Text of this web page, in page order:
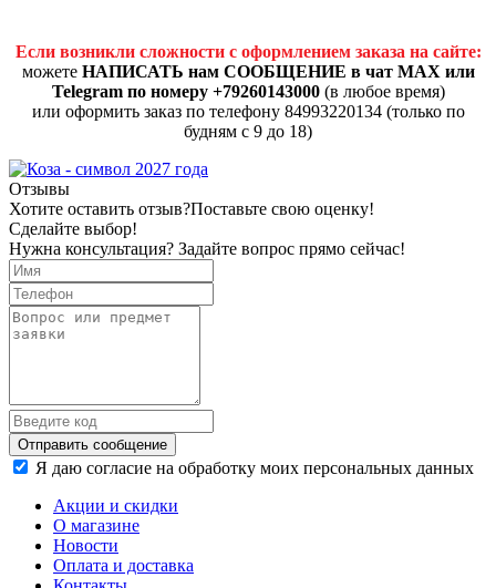
Если возникли сложности с оформлением заказа на сайте:
можете НАПИСАТЬ нам СООБЩЕНИЕ в чат MAX или
Telegram по номеру +79260143000(в любое время)
или оформить заказ по телефону 84993220134 (только по
будням с 9 до 18)
Отзывы
Хотите оставить отзыв?Поставьте свою оценку!
Сделайте выбор!
Нужна консультация? Задайте вопрос прямо сейчас!
Отправить сообщение
Я даю согласие на обработку моих персональных данных
Акции и скидки
О магазине
Новости
Оплата и доставка